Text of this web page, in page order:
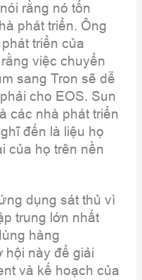
rằng nó tốn
phát triển. Ông
triển của
việc chuyển
sang Tron sẽ dễ
cho EOS. Sun
các nhà phát triển
đến là liệu họ
của họ trên nền
dụng sát thủ vì
trung lớn nhất
hàng
hội này để giải
và kế hoạch của